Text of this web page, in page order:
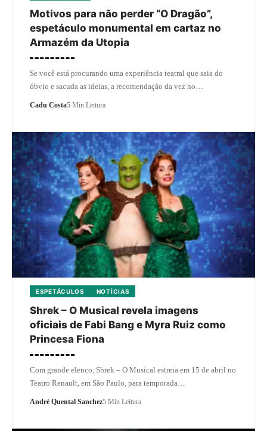
Motivos para não perder “O Dragão”,
espetáculo monumental em cartaz no
Armazém da Utopia
Se você está procurando uma experiência teatral que saia do
óbvio e sacuda as ideias, a recomendação da vez no…
Cadu Costa5 Min Leitura
ESPETÁCULOS NOTÍCIAS
Shrek – O Musical revela imagens
oficiais de Fabi Bang e Myra Ruiz como
Princesa Fiona
Com grande elenco, Shrek – O Musical estreia em 15 de abril no
Teatro Renault, em São Paulo, para temporada…
André Quental Sanchez5 Min Leitura